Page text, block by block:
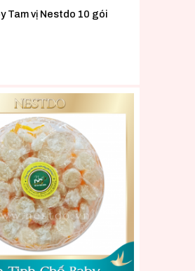
Tam vị Nestdo 10 gói